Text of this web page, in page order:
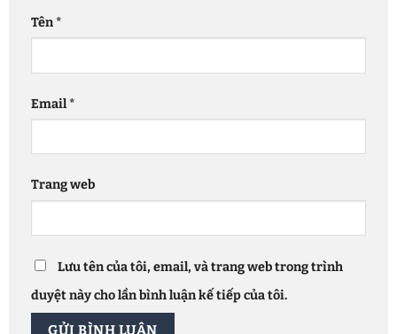
Tên*
Email*
Trang web
Lưu tên của tôi, email, và trang web trong trình
duyệt này cho lần bình luận kế tiếp của tôi.